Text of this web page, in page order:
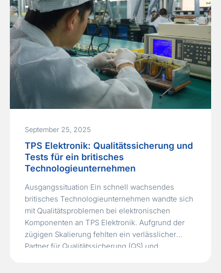
zielgerichtetes Marketing mithilfe eines Customer
Relationship…Read More »
September 25, 2025
TPS Elektronik: Qualitätssicherung und
Tests für ein britisches
Technologieunternehmen
Ausgangssituation Ein schnell wachsendes
britisches Technologieunternehmen wandte sich
mit Qualitätsproblemen bei elektronischen
Komponenten an TPS Elektronik. Aufgrund der
zügigen Skalierung fehlten ein verlässlicher
Partner für Qualitätssicherung (QS) und